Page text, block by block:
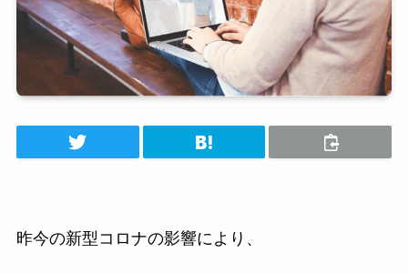
昨今の新型コロナの影響により、